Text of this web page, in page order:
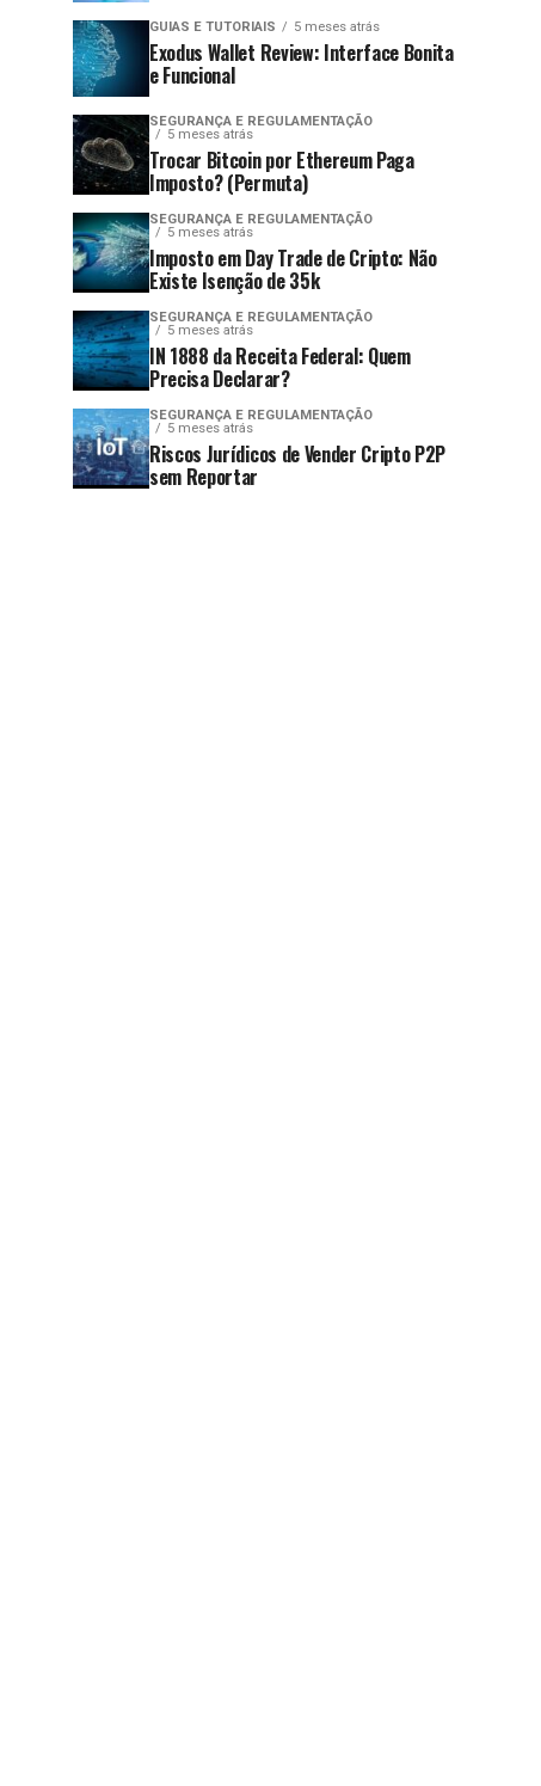
GUIAS E TUTORIAIS 5 meses atrás
Exodus Wallet Review: Interface Bonita
e Funcional
SEGURANÇA E REGULAMENTAÇÃO
5 meses atrás
Trocar Bitcoin por Ethereum Paga
Imposto? (Permuta)
SEGURANÇA E REGULAMENTAÇÃO
5 meses atrás
Imposto em Day Trade de Cripto: Não
Existe Isenção de 35k
SEGURANÇA E REGULAMENTAÇÃO
5 meses atrás
IN 1888 da Receita Federal: Quem
Precisa Declarar?
SEGURANÇA E REGULAMENTAÇÃO
5 meses atrás
Riscos Jurídicos de Vender Cripto P2P
sem Reportar